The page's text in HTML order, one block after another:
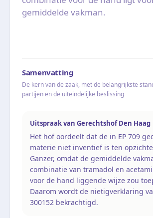
gemiddelde vakman.
Samenvatting
De kern van de zaak, met de belangrijkste
partijen en de uiteindelijke beslissing
Uitspraak van Gerechtshof Den Haag
Het hof oordeelt dat de in EP 709
materie niet inventief is ten
Ganzer, omdat de gemiddelde
combinatie van tramadol en
voor de hand liggende wijze zou
Daarom wordt de nietigverklaring
300152 bekrachtigd.